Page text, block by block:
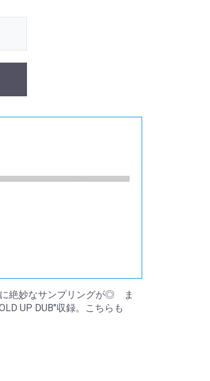
に絶妙なサンプリングが◎ ま
UP DUB"収録。こちらも